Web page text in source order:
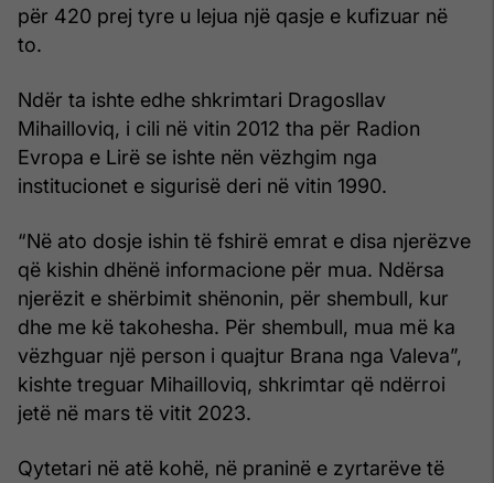
për 420 prej tyre u lejua një qasje e kufizuar në
to.
Ndër ta ishte edhe shkrimtari Dragosllav
Mihailloviq, i cili në vitin 2012 tha për Radion
Evropa e Lirë se ishte nën vëzhgim nga
institucionet e sigurisë deri në vitin 1990.
“Në ato dosje ishin të fshirë emrat e disa njerëzve
që kishin dhënë informacione për mua. Ndërsa
njerëzit e shërbimit shënonin, për shembull, kur
dhe me kë takohesha. Për shembull, mua më ka
vëzhguar një person i quajtur Brana nga Valeva”,
kishte treguar Mihailloviq, shkrimtar që ndërroi
jetë në mars të vitit 2023.
Qytetari në atë kohë, në praninë e zyrtarëve të